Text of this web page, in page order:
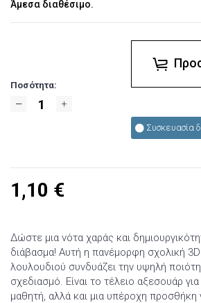
Άμεσα διαθέσιμο.
Ποσότητα:
Συσκευασία
1,10 €
Δώστε μια νότα χαράς και
διάβασμα! Αυτή η πανέμορφη σχολική
λουλουδιού συνδυάζει την υψηλή
σχεδιασμό. Είναι το τέλειο αξεσουάρ
μαθητή, αλλά και μια υπέροχη προσθήκη